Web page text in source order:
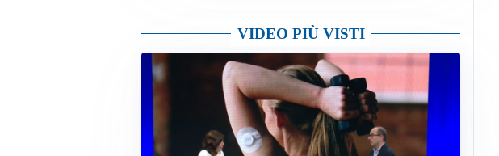
VIDEO PIÙ VISTI